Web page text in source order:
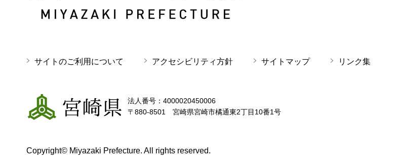
サイトのご利用について アクセシビリティ方針 サイトマップ リンク集
宮崎県
法人番号：4000020450006
〒880-8501 宮崎県宮崎市橘通東2丁目10番1号
Copyright© Miyazaki Prefecture. All rights reserved.